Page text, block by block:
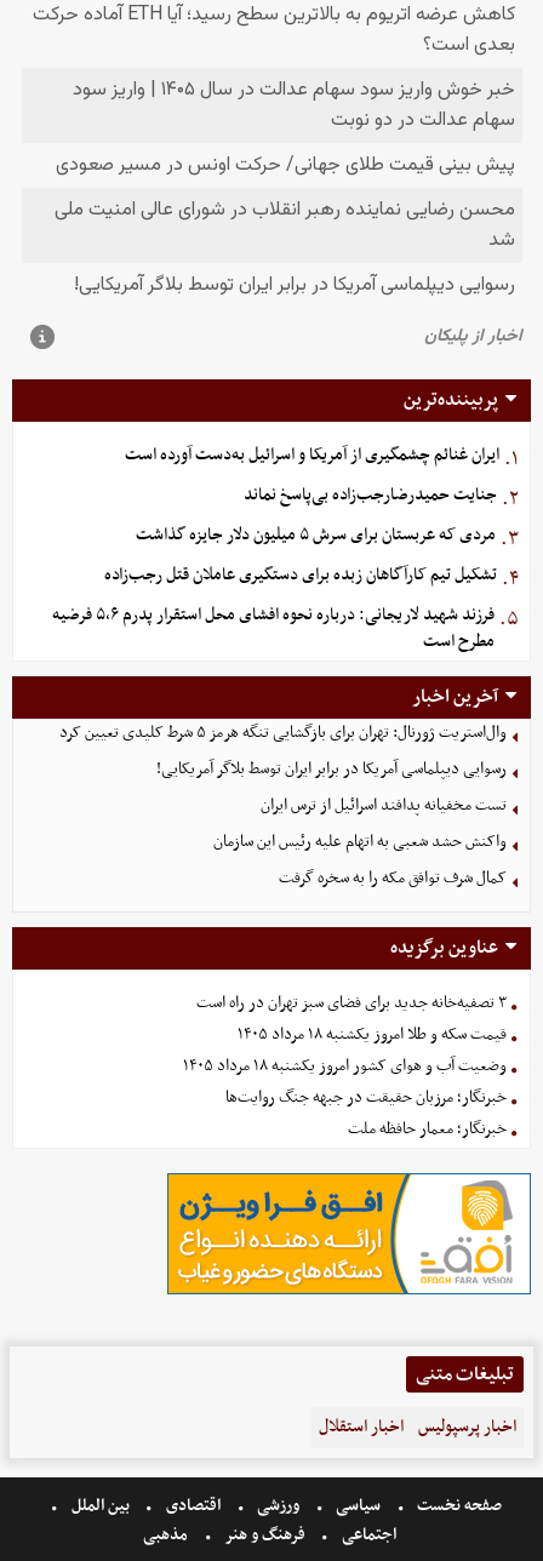
پربیننده‌ترین
۱. ایران غنائم چشمگیری از آمریکا و اسرائیل به‌دست آورده است
۲. جنایت حمیدرضارجب‌زاده بی‌پاسخ نماند
۳. مردی که عربستان برای سرش ۵ میلیون دلار جایزه گذاشت
۴. تشکیل تیم کارآگاهان زبده برای دستگیری عاملان قتل رجب‌زاده
۵.
فرزند شهید لاریجانی: درباره نحوه افشای محل استقرار پدرم ۵،۶ فرضیه
مطرح است
آخرین اخبار
وال‌استریت ژورنال: تهران برای بازگشایی تنگه هرمز ۵ شرط کلیدی تعیین کرد
رسوایی دیپلماسی آمریکا در برابر ایران توسط بلاگر آمریکایی!
تست مخفیانه پدافند اسرائیل از ترس ایران
واکنش حشد شعبی به اتهام‌ علیه رئیس این سازمان
کمال شرف توافق مکه را به سخره گرفت
عناوین برگزیده
۳ تصفیه‌خانه جدید برای فضای سبز تهران در راه است
قیمت سکه و طلا امروز یکشنبه ۱۸ مرداد ۱۴۰۵
وضعیت آب و هوای کشور امروز یکشنبه ۱۸ مرداد ۱۴۰۵
خبرنگار؛ مرزبان حقیقت در جبهه جنگ روایت‌ها
خبرنگار؛ معمار حافظه ملت
تبلیغات متنی
اخبار پرسپولیس اخبار استقلال
صفحه نخست سیاسی ورزشی اقتصادی
بین الملل
اجتماعی
فرهنگ و هنر مذهبی